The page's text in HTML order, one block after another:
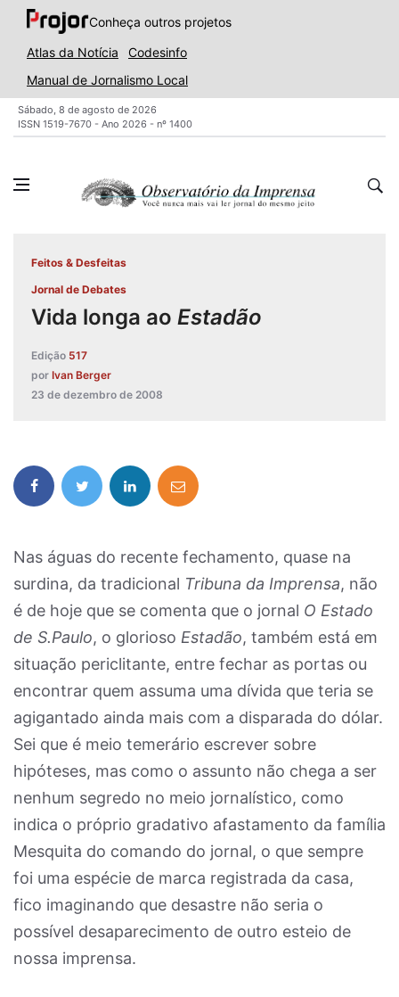
Conheça outros projetos
Atlas da Notícia
Codesinfo
Manual de Jornalismo Local
Sábado, 8 de agosto de 2026
ISSN 1519-7670 - Ano 2026 - nº 1400
Feitos & Desfeitas
Jornal de Debates
Vida longa ao Estadão
Edição 517
por Ivan Berger
23 de dezembro de 2008
Nas águas do recente fechamento, quase na
surdina, da tradicional Tribuna da Imprensa, não
é de hoje que se comenta que o jornal O Estado
de S.Paulo, o glorioso Estadão, também está em
situação periclitante, entre fechar as portas ou
encontrar quem assuma uma dívida que teria se
agigantado ainda mais com a disparada do dólar.
Sei que é meio temerário escrever sobre
hipóteses, mas como o assunto não chega a ser
nenhum segredo no meio jornalístico, como
indica o próprio gradativo afastamento da família
Mesquita do comando do jornal, o que sempre
foi uma espécie de marca registrada da casa,
fico imaginando que desastre não seria o
possível desaparecimento de outro esteio de
nossa imprensa.